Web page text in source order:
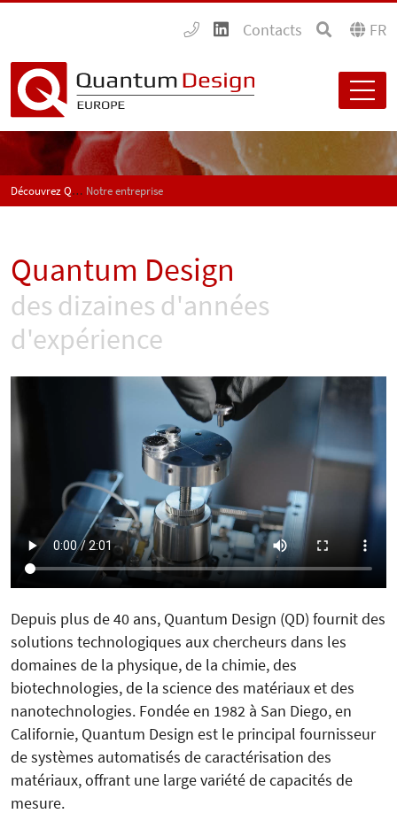
Contacts FR
Découvrez Quantum Design Notre entreprise
Quantum Design
des dizaines d'années
d'expérience
Depuis plus de 40 ans, Quantum Design (QD) fournit des
solutions technologiques aux chercheurs dans les
domaines de la physique, de la chimie, des
biotechnologies, de la science des matériaux et des
nanotechnologies. Fondée en 1982 à San Diego, en
Californie, Quantum Design est le principal fournisseur
de systèmes automatisés de caractérisation des
matériaux, offrant une large variété de capacités de
mesure.